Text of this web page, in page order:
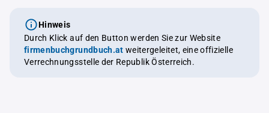
Hinweis
Durch Klick auf den Button werden Sie zur Website
firmenbuchgrundbuch.at weitergeleitet, eine offizielle
Verrechnungsstelle der Republik Österreich.